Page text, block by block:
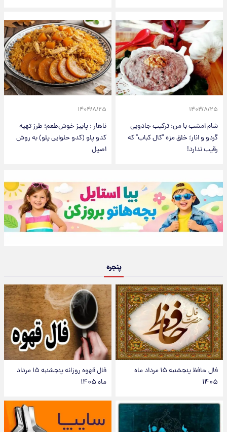
۱۴۰۴/۸/۲۵
شام امشب با من: ترکیب جادویی
گردو و انار؛ خلق مزه "کال کباب" که
رقیب ندارد!
۱۴۰۴/۸/۲۵
ناهار : پاییز خوش‌طعم؛ طرز تهیه
کدو پلو (کدو حلوایی پلو) به روش
اصیل
پنجره
فال حافظ پنجشنبه ۱۵ مرداد ماه
۱۴۰۵
فال قهوه روزانه پنجشنبه ۱۵ مرداد
ماه ۱۴۰۵